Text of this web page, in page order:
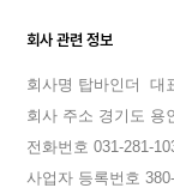
회사 관련 정보
회사명 탑바인더
대
회사 주소 경기도 용
전화번호 031-281-
사업자 등록번호